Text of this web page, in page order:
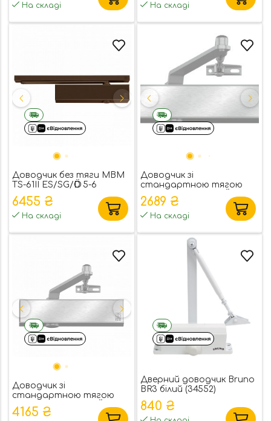
На складі На складі
Доводчик без тяги MBM
TS-61ІІ ES/SG/ӦD 5-6
6455 ₴
На складі
Доводчик зі
стандартною тягою
MBM TS-20 SG/ES/ӦD 2/3/5
2689 ₴
На складі
Доводчик зі
стандартною тягою
MBM TS-50 SG/ES/ӦD 1-5
4165 ₴
Дверний доводчик Bruno
BR3 білий (34552)
840 ₴